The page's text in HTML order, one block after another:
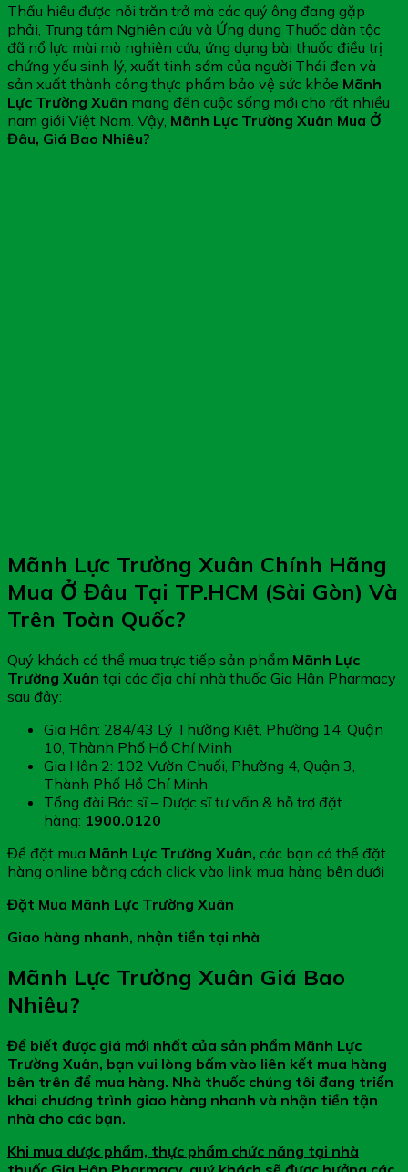
Thấu hiểu được nỗi trăn trở mà các quý ông đang gặp
phải, Trung tâm Nghiên cứu và Ứng dụng Thuốc dân tộc
đã nổ lực mài mò nghiên cứu, ứng dụng bài thuốc điều trị
chứng yếu sinh lý, xuất tinh sớm của người Thái đen và
sản xuất thành công thực phẩm bảo vệ sức khỏe Mãnh
Lực Trường Xuân mang đến cuộc sống mới cho rất nhiều
nam giới Việt Nam. Vậy, Mãnh Lực Trường Xuân Mua Ở
Đâu, Giá Bao Nhiêu?
Mãnh Lực Trường Xuân Chính Hãng
Mua Ở Đâu Tại TP.HCM (Sài Gòn) Và
Trên Toàn Quốc?
Quý khách có thể mua trực tiếp sản phẩm Mãnh Lực
Trường Xuân tại các địa chỉ nhà thuốc Gia Hân Pharmacy
sau đây:
Gia Hân: 284/43 Lý Thường Kiệt, Phường 14, Quận
10, Thành Phố Hồ Chí Minh
Gia Hân 2: 102 Vườn Chuối, Phường 4, Quận 3,
Thành Phố Hồ Chí Minh
Tổng đài Bác sĩ – Dược sĩ tư vấn & hỗ trợ đặt
hàng: 1900.0120
Để đặt mua Mãnh Lực Trường Xuân, các bạn có thể đặt
hàng online bằng cách click vào link mua hàng bên dưới
Đặt Mua Mãnh Lực Trường Xuân
Giao hàng nhanh, nhận tiền tại nhà
Mãnh Lực Trường Xuân Giá Bao
Nhiêu?
Để biết được giá mới nhất của sản phẩm Mãnh Lực
Trường Xuân, bạn vui lòng bấm vào liên kết mua hàng
bên trên để mua hàng. Nhà thuốc chúng tôi đang triển
khai chương trình giao hàng nhanh và nhận tiền tận
nhà cho các bạn.
Khi mua dược phẩm, thực phẩm chức năng tại nhà